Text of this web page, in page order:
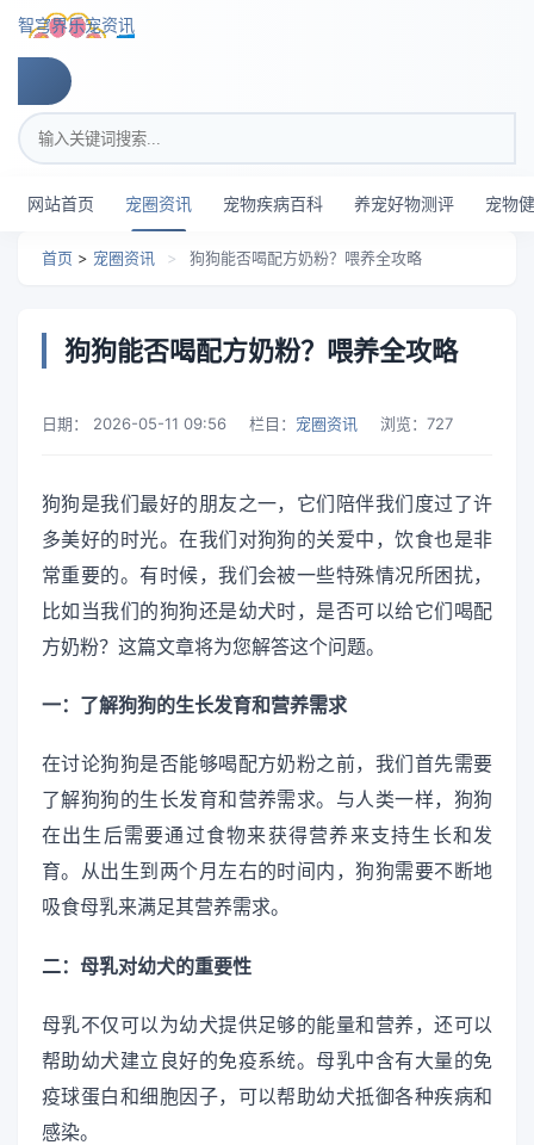
跳转到主要内容
智穹界乐宠资讯
搜索关键词
网站首页 宠圈资讯 宠物疾病百科 养宠好物测评 宠物
首页 > 宠圈资讯 > 狗狗能否喝配方奶粉？喂养全攻略
狗狗能否喝配方奶粉？喂养全攻略
日期： 2026-05-11 09:56 栏目： 宠圈资讯 浏览： 727
狗狗是我们最好的朋友之一，它们陪伴我们度过了许
多美好的时光。在我们对狗狗的关爱中，饮食也是非
常重要的。有时候，我们会被一些特殊情况所困扰，
比如当我们的狗狗还是幼犬时，是否可以给它们喝配
方奶粉？这篇文章将为您解答这个问题。
一：了解狗狗的生长发育和营养需求
在讨论狗狗是否能够喝配方奶粉之前，我们首先需要
了解狗狗的生长发育和营养需求。与人类一样，狗狗
在出生后需要通过食物来获得营养来支持生长和发
育。从出生到两个月左右的时间内，狗狗需要不断地
吸食母乳来满足其营养需求。
二：母乳对幼犬的重要性
母乳不仅可以为幼犬提供足够的能量和营养，还可以
帮助幼犬建立良好的免疫系统。母乳中含有大量的免
疫球蛋白和细胞因子，可以帮助幼犬抵御各种疾病和
感染。